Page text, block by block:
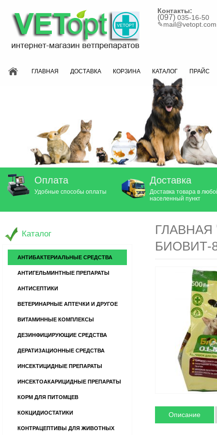
Контакты:
(097) 035-16-50
✎mail@vetopt.com
ГЛАВНАЯ ДОСТАВКА КОРЗИНА КАТАЛОГ ПРАЙС
Оплата
Удобные способы оплаты
Доставка
Доставка товара в
населенный пункт
ГЛАВНАЯ
БИОВИТ-
Описание
Каталог
АНТИБАКТЕРИАЛЬНЫЕ СРЕДСТВА
АНТИГЕЛЬМИНТНЫЕ ПРЕПАРАТЫ
АНТИСЕПТИКИ
ВЕТЕРИНАРНЫЕ АПТЕЧКИ И ДРУГОЕ
ВИТАМИННЫЕ КОМПЛЕКСЫ
ДЕЗИНФИЦИРУЮЩИЕ СРЕДСТВА
ДЕРАТИЗАЦИОННЫЕ СРЕДСТВА
ИНСЕКТИЦИДНЫЕ ПРЕПАРАТЫ
ИНСЕКТОАКАРИЦИДНЫЕ ПРЕПАРАТЫ
КОРМ ДЛЯ ПИТОМЦЕВ
КОКЦИДИОСТАТИКИ
КОНТРАЦЕПТИВЫ ДЛЯ ЖИВОТНЫХ